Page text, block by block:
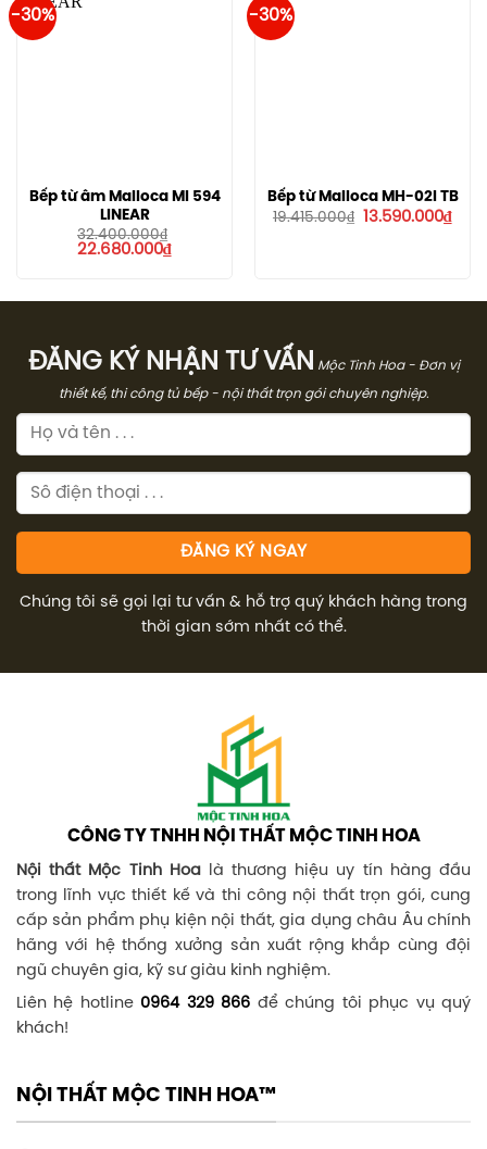
-30%
Bếp từ âm Malloca MI 594
LINEAR
32.400.000₫
Giá
22.680.000₫Giá
22.680.000₫.
-30%
Bếp từ Malloca MH-02I TB
19.415.000₫ Giá
13.590.000₫Giá
ĐĂNG KÝ NHẬN TƯ VẤN
Mộc Tinh Hoa - Đơn vị
thiết kế, thi công tủ bếp - nội thất trọn gói chuyên nghiệp.
Chúng tôi sẽ gọi lại tư vấn & hỗ trợ quý khách hàng trong
thời gian sớm nhất có thể.
CÔNG TY TNHH NỘI THẤT MỘC TINH HOA
Nội thất Mộc Tinh Hoalà thương hiệu uy tín hàng đầu
trong lĩnh vực thiết kế và thi công nội thất trọn gói, cung
cấp sản phẩm phụ kiện nội thất, gia dụng châu Âu chính
hãng với hệ thống xưởng sản xuất rộng khắp cùng đội
ngũ chuyên gia, kỹ sư giàu kinh nghiệm.
Liên hệ hotline 0964 329 866 để chúng tôi phục vụ quý
khách!
NỘI THẤT MỘC TINH HOA™